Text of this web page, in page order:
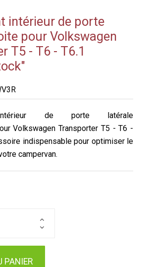
intérieur de porte
pour Volkswagen
T5 - T6 - T6.1
intérieur de porte latérale
Volkswagen Transporter T5 - T6 -
indispensable pour optimiser le
campervan.
PANIER